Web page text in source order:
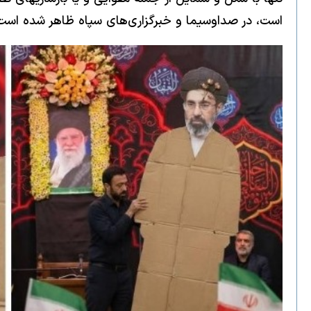
است، در صداوسیما و خبرگزاری‌های سپاه ظاهر شده